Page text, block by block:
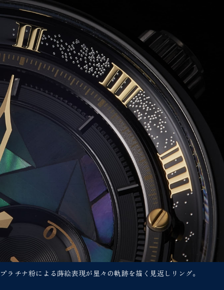
プラチナ粉による蒔絵表現が星々の軌跡を描く見返しリング。